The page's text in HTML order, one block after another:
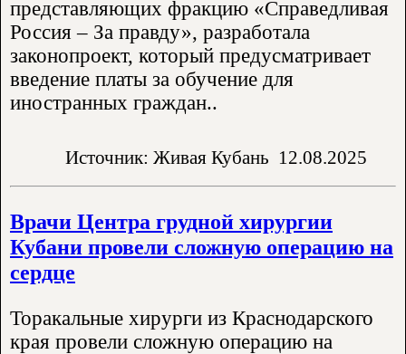
представляющих фракцию «Справедливая
Россия – За правду», разработала
законопроект, который предусматривает
введение платы за обучение для
иностранных граждан..
Источник: Живая Кубань 12.08.2025
Врачи Центра грудной хирургии
Кубани провели сложную операцию на
сердце
Торакальные хирурги из Краснодарского
края провели сложную операцию на